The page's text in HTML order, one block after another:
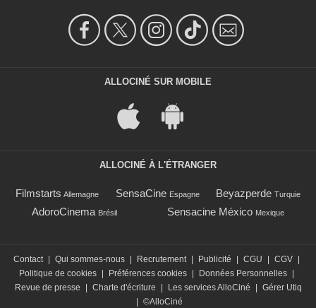
ALLOCINÉ SUR MOBILE
ALLOCINÉ À L'ÉTRANGER
Filmstarts Allemagne SensaCine Espagne Beyazperde Turquie
AdoroCinema Brésil Sensacine México Mexique
Contact | Qui sommes-nous | Recrutement | Publicité | CGU | CGV |
Politique de cookies | Préférences cookies | Données Personnelles |
Revue de presse
| Charte d'écriture | Les services AlloCiné | Gérer Utiq
| ©AlloCiné